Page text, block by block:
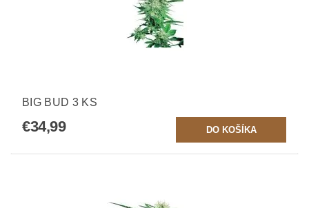
BIG BUD 3 KS
€34,99